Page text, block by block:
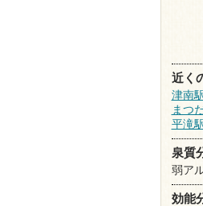
近く
津南
まつ
平滝
泉質
弱ア
効能